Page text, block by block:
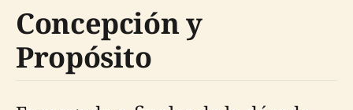
Concepción y
Propósito